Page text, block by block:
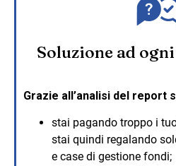
Soluzione ad
Grazie all’analisi del report
stai pagando troppo i
stai quindi regalando
e case di gestione fondi;